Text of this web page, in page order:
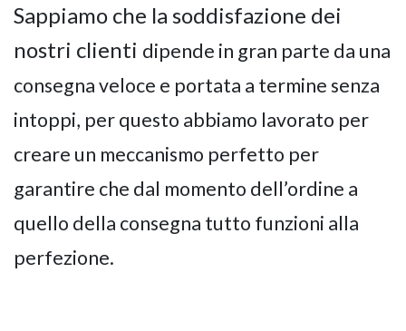
Sappiamo che la soddisfazione dei
nostri clienti dipende in gran parte da una
consegna veloce e portata a termine senza
intoppi, per questo abbiamo lavorato per
creare un meccanismo perfetto per
garantire che dal momento dell’ordine a
quello della consegna tutto funzioni alla
perfezione.